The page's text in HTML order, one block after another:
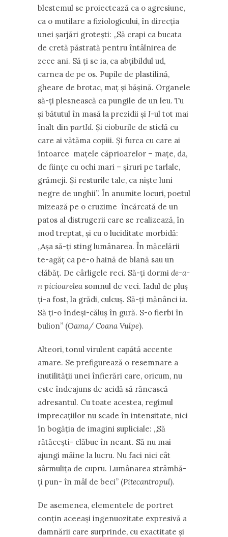
blestemul se proiectează ca o agresiune,
ca o mutilare a fiziologicului, în direcția
unei șarjări grotești: „Să crapi ca bucata
de cretă păstrată pentru întâlnirea de
zece ani. Să ți se ia, ca abțibildul ud,
carnea de pe os. Pupile de plastilină,
gheare de brotac, maț și bășină. Organele
să-ți plesnească ca pungile de un leu. Tu
și bătutul în masă la prezidii și I-ul tot mai
înalt din partId. Și cioburile de sticlă cu
care ai vătăma copiii. Și furca cu care ai
întoarce mațele căprioarelor – mațe, da,
de ființe cu ochi mari – șiruri pe tarlale,
grămeji. Și resturile tale, ca niște luni
negre de unghii”. În anumite locuri, poetul
mizează pe o cruzime încărcată de un
patos al distrugerii care se realizează, în
mod treptat, și cu o luciditate morbidă:
„Așa să-ți sting lumânarea. În măcelării
te-agăț ca pe-o haină de blană sau un
clăbăț. De cârligele reci. Să-ți dormi de-a-
n picioarelea somnul de veci. Iadul de pluș
ți-a fost, la grădi, culcuș. Să-ți mănânci ia.
Să ți-o îndeși-căluș în gură. S-o fierbi în
bulion” (Oama/ Coana Vulpe).
Alteori, tonul virulent capătă accente
amare. Se prefigurează o resemnare a
inutilității unei înfierări care, oricum, nu
este îndeajuns de acidă să rănească
adresantul. Cu toate acestea, regimul
imprecațiilor nu scade în intensitate, nici
în bogăția de imagini supliciale: „Să
rătăcești- clăbuc în neant. Să nu mai
ajungi mâine la lucru. Nu faci nici cât
sârmulița de cupru. Lumânarea strâmbă-
ți pun- în mâl de beci” (Pitecantropul).
De asemenea, elementele de portret
conțin aceeași ingenuozitate expresivă a
damnării care surprinde, cu exactitate și